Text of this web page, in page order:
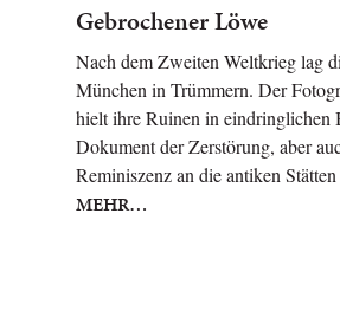
Gebrochener Löwe
Nach dem Zweiten Weltkrieg lag
München in Trümmern. Der
hielt ihre Ruinen in eindringlichen
Dokument der Zerstörung, aber
Reminiszenz an die antiken
MEHR…